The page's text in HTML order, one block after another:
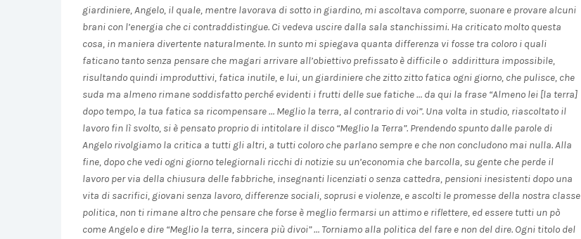
giardiniere, Angelo, il quale, mentre lavorava di sotto in giardino, mi ascoltava comporre, suonare e provare alcuni
brani con l’energia che ci contraddistingue. Ci vedeva uscire dalla sala stanchissimi. Ha criticato molto questa
cosa, in maniera divertente naturalmente. In sunto mi spiegava quanta differenza vi fosse tra coloro i quali
faticano tanto senza pensare che magari arrivare all’obiettivo prefissato è difficile o addirittura impossibile,
risultando quindi improduttivi, fatica inutile, e lui, un giardiniere che zitto zitto fatica ogni giorno, che pulisce, che
suda ma almeno rimane soddisfatto perché evidenti i frutti delle sue fatiche … da qui la frase “Almeno lei [la terra]
dopo tempo, la tua fatica sa ricompensare … Meglio la terra, al contrario di voi”. Una volta in studio, riascoltato il
lavoro fin lì svolto, si è pensato proprio di intitolare il disco “Meglio la Terra”. Prendendo spunto dalle parole di
Angelo rivolgiamo la critica a tutti gli altri, a tutti coloro che parlano sempre e che non concludono mai nulla. Alla
fine, dopo che vedi ogni giorno telegiornali ricchi di notizie su un’economia che barcolla, su gente che perde il
lavoro per via della chiusura delle fabbriche, insegnanti licenziati o senza cattedra, pensioni inesistenti dopo una
vita di sacrifici, giovani senza lavoro, differenze sociali, soprusi e violenze, e ascolti le promesse della nostra classe
politica, non ti rimane altro che pensare che forse è meglio fermarsi un attimo e riflettere, ed essere tutti un pò
come Angelo e dire “Meglio la terra, sincera più divoi” … Torniamo alla politica del fare e non del dire. Ogni titolo del